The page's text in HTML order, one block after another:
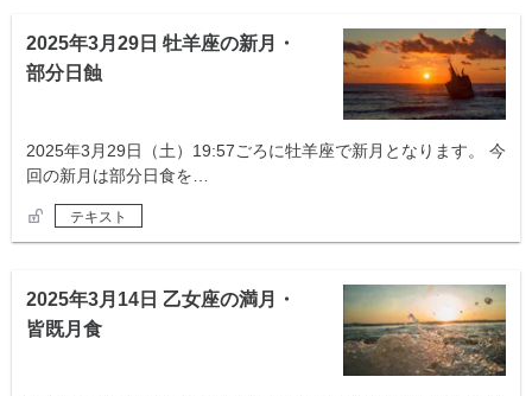
2025年3月29日 牡羊座の新月・
部分日蝕
2025年3月29日（土）19:57ごろに牡羊座で新月となります。 今
回の新月は部分日食を…
テキスト
2025年3月14日 乙女座の満月・
皆既月食